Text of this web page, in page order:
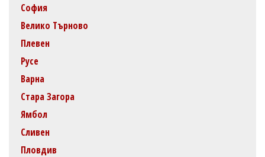
София
Велико Търново
Плевен
Русе
Варна
Стара Загора
Ямбол
Сливен
Пловдив